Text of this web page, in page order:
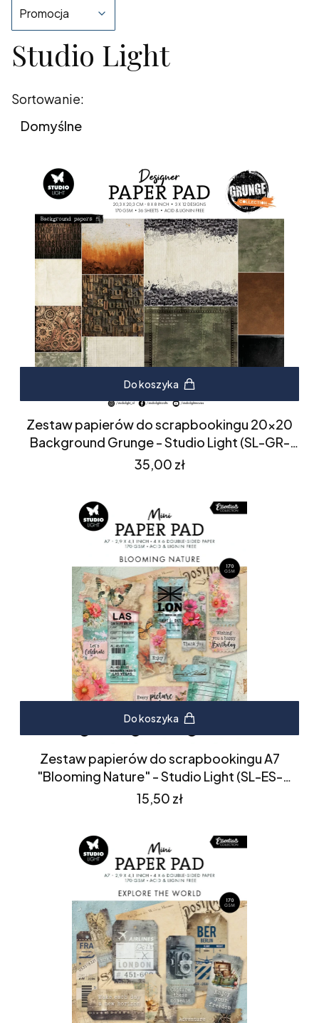
Promocja
Koniec filtrów
Studio Light
Lista produktów
Sortowanie:
Domyślne
Do koszyka
Zestaw papierów do scrapbookingu 20x20
Background Grunge - Studio Light (SL-GR-
DPP243)
Cena
35,00 zł
Do koszyka
Zestaw papierów do scrapbookingu A7
"Blooming Nature" - Studio Light (SL-ES-
DPP303)
Cena
15,50 zł